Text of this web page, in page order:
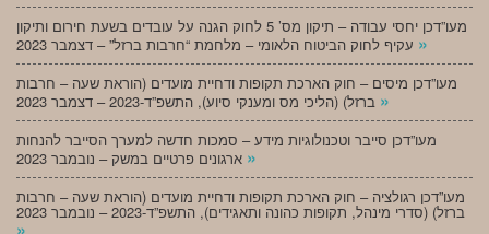
מעו”דכן יחסי עבודה – תיקון מס’ 5 לחוק הגנה על עובדים בשעת חירום ותיקון
»
מעו”דכן מיסים – חוק הארכת תקופות ודחיית מועדים (הוראת שעה – חרבות
»
מעו”דכן סייבר וטכנולוגיות מידע – סמכות חדשה למערך הסייבר להנחות
»
מעו”דכן רגולציה – חוק הארכת תקופות ודחיית מועדים (הוראת שעה – חרבות
ברזל) (סדרי מינהל, תקופות כהונה ותאגידים), התשפ”ד-2023 – נובמבר 2023